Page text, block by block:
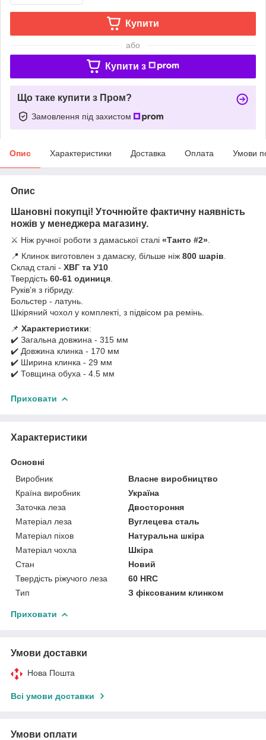
Купити
або
Купити з
Що таке купити з Пром?
Замовлення під захистом
Опис Характеристики Доставка Оплата Умови
Опис
Шановні покупці! Уточнюйте фактичну наявність
ножів у менеджера магазину.
⚔️ Ніж ручної роботи з дамаської сталі «Танто #2»
📍 Клинок виготовлен з дамаску, більше ніж 800 шарів
Склад сталі - ХВГ та У10
Твердість 60-61 одиниця
Руків’я з гібриду.
Больстер - латунь.
Шкіряний чохол у комплекті, з підвісом ра ремінь.
📌 Характеристики:
✔️ Загальна довжина - 315 мм
✔️ Довжина клинка - 170 мм
✔️ Ширина клинка - 29 мм
✔️ Товщина обуха - 4.5 мм
Приховати
Характеристики
Основні
Виробник
Власне виробництво
Країна виробник
Україна
Заточка леза
Двостороння
Матеріал леза
Вуглецева сталь
Матеріал піхов
Натуральна шкіра
Матеріал чохла
Шкіра
Стан
Новий
Твердість ріжучого леза
60 HRC
Тип
З фіксованим клинком
Приховати
Умови доставки
Нова Пошта
Всі умови доставки
Умови оплати